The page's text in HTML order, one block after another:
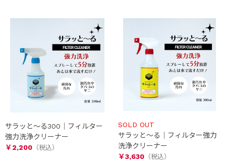
サラッと～る300｜フィルター
強力洗浄クリーナー
￥2,200
SOLD OUT
サラッと～る｜フィルター強力
洗浄クリーナー
￥3,630